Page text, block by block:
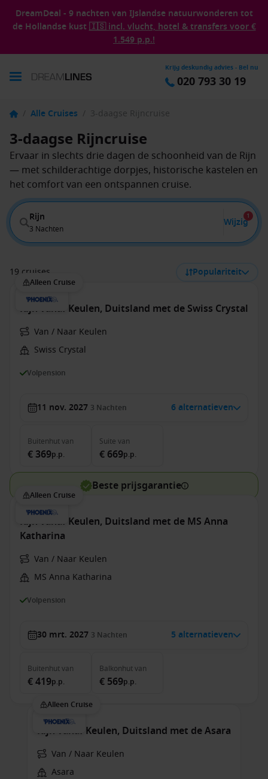
DreamDeal - 9 nachten van IJslandse natuurwonderen tot
de Hollandse kust 🇮🇸 incl. vlucht, hotel & transfers voor €
1.549 p.p.!
Krijg deskundig advies - Bel nu
020 793 30 19
/ Alle Cruises / 3-daagse Rijncruise
3-daagse Rijncruise
Ervaar in slechts drie dagen de schoonheid van de Rijn
— met schilderachtige dorpjes, historische kastelen en
het comfort van een ontspannen cruise.
Rijn
3 Nachten
Wijzig
1
19 cruises Populariteit
Alleen Cruise
Rijn vanaf Keulen, Duitsland met de Swiss Crystal
Van / Naar Keulen
Swiss Crystal
Volpension
11 nov. 2027 3 Nachten 6 alternatieven
Buitenhutvan
€ 369p.p.
Suite van
€ 669p.p.
Beste prijsgarantie
Alleen Cruise
Rijn vanaf Keulen, Duitsland met de MS Anna
Katharina
Van / Naar Keulen
MS Anna Katharina
Volpension
30 mrt. 2027 3 Nachten 5 alternatieven
Buitenhutvan
€ 419p.p.
Balkonhutvan
€ 569p.p.
Alleen Cruise
Rijn vanaf Keulen, Duitsland met de Asara
Van / Naar Keulen
Asara